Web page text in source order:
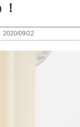
！
2020/09/22